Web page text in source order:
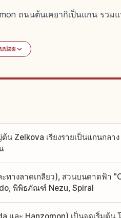
ถนนต้นเคยากิเป็นแกน รว
บ่อย
Zelkova เรียงรายเป็นแกนกลา
ทางลาดเกลียว), สวนบนดาดฟ้า
พิพิธภัณฑ์ Nezu, Spiral